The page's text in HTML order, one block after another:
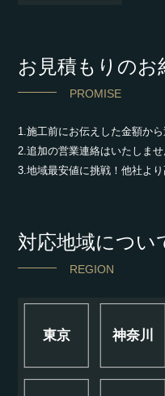
お見積もりのお
PROMISE
1.施工前にお伝えした金額か
2.追加の営業連絡はいたしませ
3.地域最安値に挑戦！他社よ
対応地域につい
REGION
東京 神奈川